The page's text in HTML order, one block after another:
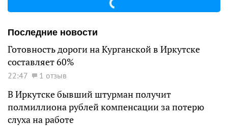
Последние новости
Готовность дороги на Курганской в Иркутске
составляет 60%
22:47 1 отзыв
В Иркутске бывший штурман получит
полмиллиона рублей компенсации за потерю
слуха на работе